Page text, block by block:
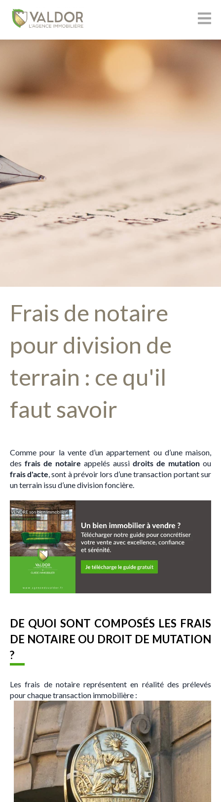
Frais de notaire
pour division de
terrain : ce qu'il
faut savoir
Comme pour la vente d’un appartement ou d’une maison,
des frais de notaire appelés aussi droits de mutation ou
frais d'acte, sont à prévoir lors d’une transaction portant sur
un terrain issu d’une division foncière.
DE QUOI SONT COMPOSÉS LES FRAIS
DE NOTAIRE OU DROIT DE MUTATION
?
Les frais de notaire représentent en réalité des prélevés
pour chaque transaction immobilière :